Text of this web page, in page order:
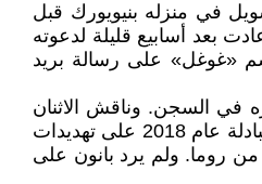
في منزله بنيويورك قبل
عرض فيلم في نيويورك. ثم عادت بعد أسابيع قليلة لدعوته
«غوغل» على رسالة بريد
لترمب مئات الرسائل النصية الودية مع إبستين، بعضها أُرسل قبل أشهر من اعتقال الأخير عام 2019 وانتحاره في السجن. وناقش الاثنان
السياسة والسفر وفيلماً وثائقياً قيل إن بانون كان يخطط له من شأنه أن يُساعد في تحسين سمعة إبستين. على سبيل المثال، ركزت إحدى الرسائل المتبادلة عام 2018 على تهديدات
توفير طائرته لنقله من روما. ولم يرد بانون على